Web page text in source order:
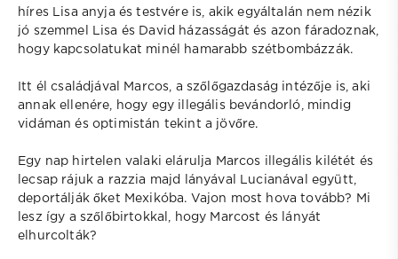
híres Lisa anyja és testvére is, akik egyáltalán nem nézik
jó szemmel Lisa és David házasságát és azon fáradoznak,
hogy kapcsolatukat minél hamarabb szétbombázzák.
Itt él családjával Marcos, a szőlőgazdaság intézője is, aki
annak ellenére, hogy egy illegális bevándorló, mindig
vidáman és optimistán tekint a jövőre.
Egy nap hirtelen valaki elárulja Marcos illegális kilétét és
lecsap rájuk a razzia majd lányával Lucianával együtt,
deportálják őket Mexikóba. Vajon most hova tovább? Mi
lesz így a szőlőbirtokkal, hogy Marcost és lányát
elhurcolták?